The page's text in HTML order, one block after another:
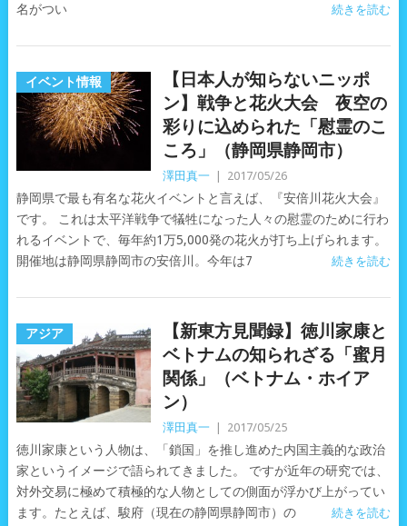
名がつい 続きを読む
イベント情報
【日本人が知らないニッポ
ン】戦争と花火大会 夜空の
彩りに込められた「慰霊のこ
ころ」（静岡県静岡市）
澤田真一 2017/05/26
静岡県で最も有名な花火イベントと言えば、『安倍川花火大会』
です。 これは太平洋戦争で犠牲になった人々の慰霊のために行わ
れるイベントで、毎年約1万5,000発の花火が打ち上げられます。
開催地は静岡県静岡市の安倍川。今年は7
続きを読む
アジア
【新東方見聞録】徳川家康と
ベトナムの知られざる「蜜月
関係」（ベトナム・ホイア
ン）
澤田真一 2017/05/25
徳川家康という人物は、「鎖国」を推し進めた内国主義的な政治
家というイメージで語られてきました。 ですが近年の研究では、
対外交易に極めて積極的な人物としての側面が浮かび上がってい
ます。たとえば、駿府（現在の静岡県静岡市）の
続きを読む